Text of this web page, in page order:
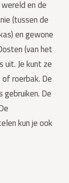
en de
(tussen de
en gewone
(van het
uit. Je kunt ze
roerbak. De
gebruiken. De
kun je ook